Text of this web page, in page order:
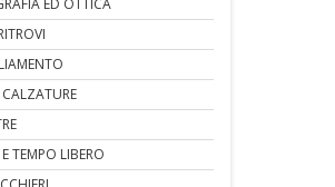
ED OTTICA
CALZATURE
TEMPO LIBERO